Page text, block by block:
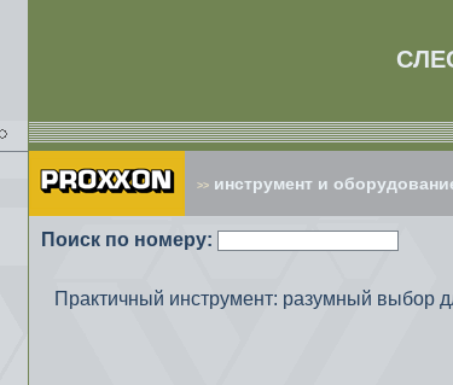
>> инструмент и
Поиск по номеру:
Практичный инструмент: разумный выбор